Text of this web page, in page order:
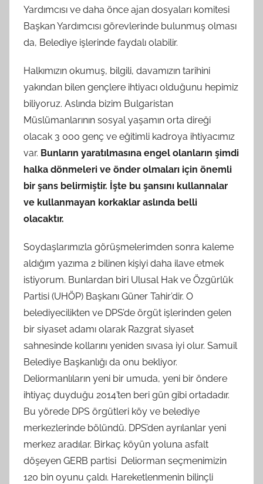
Yardımcısı ve daha önce ajan dosyaları komitesi
Başkan Yardımcısı görevlerinde bulunmuş olması
da, Belediye işlerinde faydalı olabilir.
Halkımızın okumuş, bilgili, davamızın tarihini
yakından bilen gençlere ihtiyacı olduğunu hepimiz
biliyoruz. Aslında bizim Bulgaristan
Müslümanlarının sosyal yaşamın orta direği
olacak 3 000 genç ve eğitimli kadroya ihtiyacımız
var. Bunların yaratılmasına engel olanların şimdi
halka dönmeleri ve önder olmaları için önemli
bir şans belirmiştir. İşte bu şansını kullannalar
ve kullanmayan korkaklar aslında belli
olacaktır.
Soydaşlarımızla görüşmelerimden sonra kaleme
aldığım yazıma 2 bilinen kişiyi daha ilave etmek
istiyorum. Bunlardan biri Ulusal Hak ve Özgürlük
Partisi (UHÖP) Başkanı Güner Tahir’dir. O
belediyecilikten ve DPS’de örgüt işlerinden gelen
bir siyaset adamı olarak Razgrat siyaset
sahnesinde kollarını yeniden sıvasa iyi olur. Samuil
Belediye Başkanlığı da onu bekliyor.
Deliormanlıların yeni bir umuda, yeni bir öndere
ihtiyaç duyduğu 2014’ten beri gün gibi ortadadır.
Bu yörede DPS örgütleri köy ve belediye
merkezlerinde bölündü. DPS’den ayrılanlar yeni
merkez aradılar. Birkaç köyün yoluna asfalt
döşeyen GERB partisi Deliorman seçmenimizin
120 bin oyunu çaldı. Hareketlenmenin bilinçli